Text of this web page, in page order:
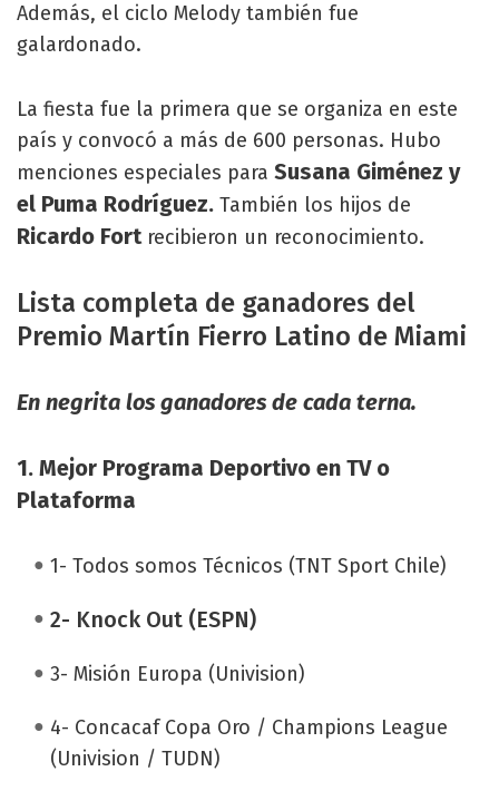
Además, el ciclo Melody también fue
galardonado.
La fiesta fue la primera que se organiza en este
país y convocó a más de 600 personas. Hubo
menciones especiales para Susana Giménez y
el Puma Rodríguez. También los hijos de
Ricardo Fort recibieron un reconocimiento.
Lista completa de ganadores del
Premio Martín Fierro Latino de Miami
En negrita los ganadores de cada terna.
1. Mejor Programa Deportivo en TV o
Plataforma
1- Todos somos Técnicos (TNT Sport Chile)
2- Knock Out (ESPN)
3- Misión Europa (Univision)
4- Concacaf Copa Oro / Champions League
(Univision / TUDN)